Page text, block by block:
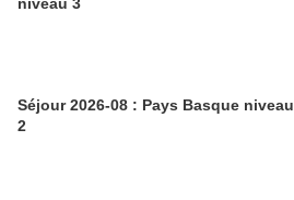
Séjour 2026-08 : Pays Basque niveau
2